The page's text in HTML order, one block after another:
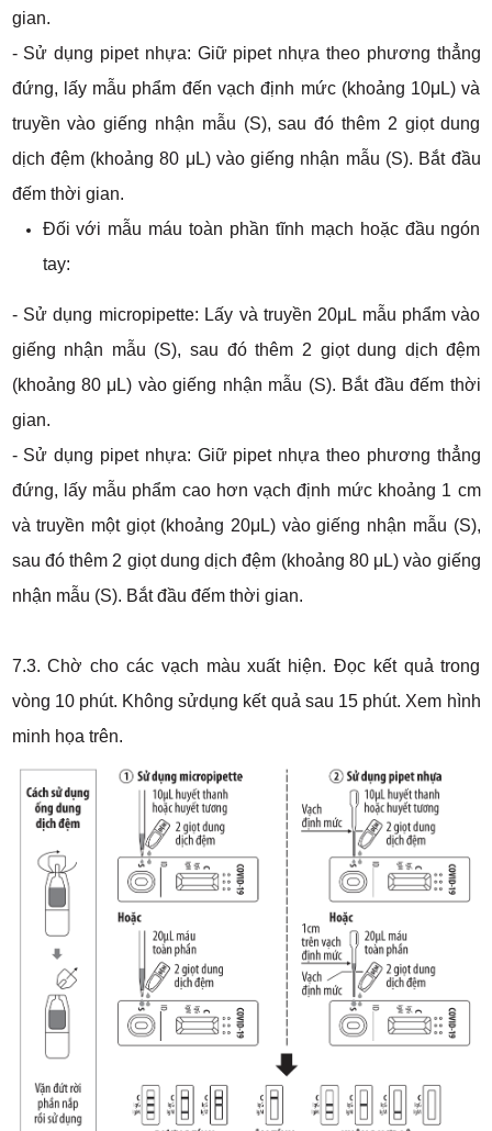
gian.
- Sử dụng pipet nhựa: Giữ pipet nhựa theo phương thẳng
đứng, lấy mẫu phẩm đến vạch định mức (khoảng 10μL) và
truyền vào giếng nhận mẫu (S), sau đó thêm 2 giọt dung
dịch đệm (khoảng 80 μL) vào giếng nhận mẫu (S). Bắt đầu
đếm thời gian.
Đối với mẫu máu toàn phần tĩnh mạch hoặc đầu ngón
tay:
- Sử dụng micropipette: Lấy và truyền 20μL mẫu phẩm vào
giếng nhận mẫu (S), sau đó thêm 2 giọt dung dịch đệm
(khoảng 80 μL) vào giếng nhận mẫu (S). Bắt đầu đếm thời
gian.
- Sử dụng pipet nhựa: Giữ pipet nhựa theo phương thẳng
đứng, lấy mẫu phẩm cao hơn vạch định mức khoảng 1 cm
và truyền một giọt (khoảng 20μL) vào giếng nhận mẫu (S),
sau đó thêm 2 giọt dung dịch đệm (khoảng 80 μL) vào giếng
nhận mẫu (S). Bắt đầu đếm thời gian.
7.3. Chờ cho các vạch màu xuất hiện. Đọc kết quả trong
vòng 10 phút. Không sửdụng kết quả sau 15 phút. Xem hình
minh họa trên.